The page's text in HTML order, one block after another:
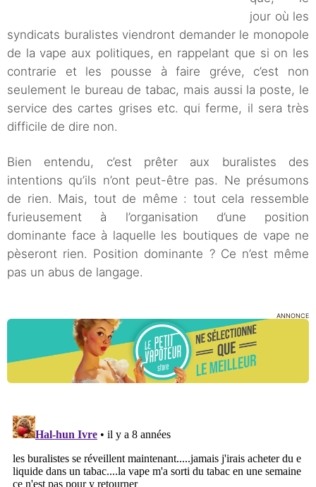
jour où les
syndicats buralistes viendront demander le monopole
de la vape aux politiques, en rappelant que si on les
contrarie et les pousse à faire gréve, c’est non
seulement le bureau de tabac, mais aussi la poste, le
service des cartes grises etc. qui ferme, il sera très
difficile de dire non.
Bien entendu, c’est prêter aux buralistes des
intentions qu’ils n’ont peut-être pas. Ne présumons
de rien. Mais, tout de même : tout cela ressemble
furieusement à l’organisation d’une position
dominante face à laquelle les boutiques de vape ne
pèseront rien. Position dominante ? Ce n’est même
pas un abus de langage.
ANNONCE